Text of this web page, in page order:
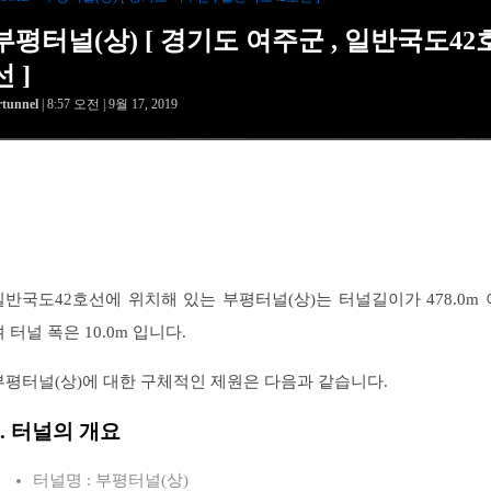
평터널(상) [ 경기도 여주군 , 일반국도42
]
| 8:57 오전 | 9월 17, 2019
반국도42호선에 위치해 있는 부평터널(상)는 터널길이가 478.0m
터널 폭은 10.0m 입니다.
평터널(상)에 대한 구체적인 제원은 다음과 같습니다.
터널의 개요
터널명 : 부평터널(상)